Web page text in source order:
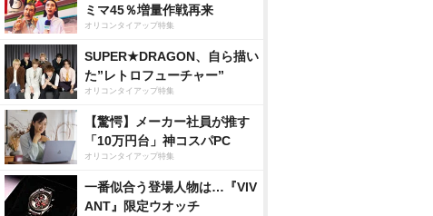
ミマ45％増量作戦再来
オリコンタイアップ特集
SUPER★DRAGON、自ら描い
た”レトロフューチャー”
オリコンタイアップ特集
【驚愕】メーカー社員が推す
「10万円台」神コスパPC
オリコンタイアップ特集
一番似合う登場人物は…『VIV
ANT』限定ウオッチ